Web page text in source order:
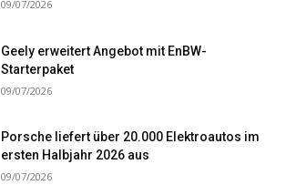
09/07/2026
Geely erweitert Angebot mit EnBW-
Starterpaket
09/07/2026
Porsche liefert über 20.000 Elektroautos im
ersten Halbjahr 2026 aus
09/07/2026